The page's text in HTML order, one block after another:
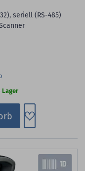
seriell (RS-485)
Zum